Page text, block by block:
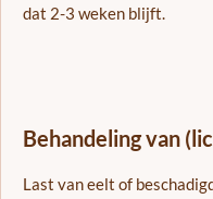
dat 2-3 weken blijft.
Behandeling van
Last van eelt of